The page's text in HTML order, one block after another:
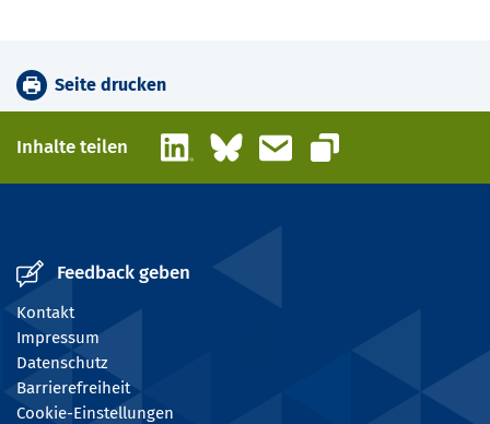
Seite drucken
Inhalte teilen LinkedInBlueskyE-Mail
Link kopieren
Feedback geben
Kontakt
Impressum
Datenschutz
Barrierefreiheit
Cookie-Einstellungen